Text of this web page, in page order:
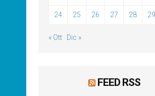
24 25 26 27 28 29
« Ott Dic »
FEED RSS